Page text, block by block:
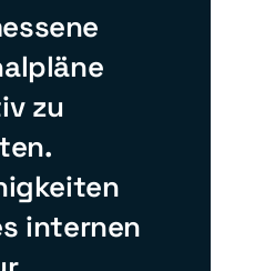
zu
internen